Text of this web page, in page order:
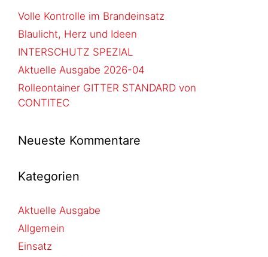
Volle Kontrolle im Brandeinsatz
Blaulicht, Herz und Ideen
INTERSCHUTZ SPEZIAL
Aktuelle Ausgabe 2026-04
Rolleontainer GITTER STANDARD von
CONTITEC
Neueste Kommentare
Kategorien
Aktuelle Ausgabe
Allgemein
Einsatz